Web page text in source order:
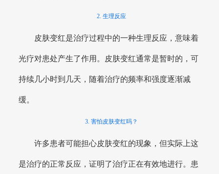
2. 生理反应
皮肤变红是治疗过程中的一种生理反应，意味着
光疗对患处产生了作用。皮肤变红通常是暂时的，可
持续几小时到几天，随着治疗的频率和强度逐渐减
缓。
3. 害怕皮肤变红吗？
许多患者可能担心皮肤变红的现象，但实际上这
是治疗的正常反应，证明了治疗正在有效地进行。患